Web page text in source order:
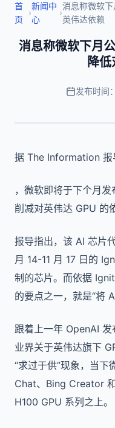
首
页
›
新闻中
心
›
消息称微软
英伟达依赖
消息称微软下月
降
发布时间
据 The Information 报
，微软即将于下个月
削减对英伟达 GPU 的
报导指出，该 AI 芯片
月 14-11 月 17 日的
制的芯片。而依据
的要点之一，就是“将
跟着上一年 OpenAI
业界关于英伟达旗下
“求过于供”现象，当
Chat、Bing Creator
H100 GPU 系列之上。